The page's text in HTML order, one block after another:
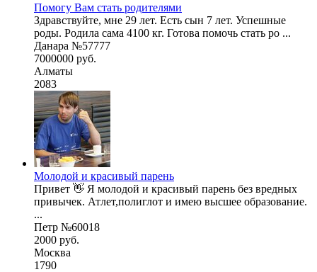
Помогу Вам стать родителями
Здравствуйте, мне 29 лет. Есть сын 7 лет. Успешные
роды. Родила сама 4100 кг. Готова помочь стать ро ...
Данара №57777
7000000 руб.
Алматы
2083
Молодой и красивый парень
Привет 👋 Я молодой и красивый парень без вредных
привычек. Атлет,полиглот и имею высшее образование.
...
Петр №60018
2000 руб.
Москва
1790